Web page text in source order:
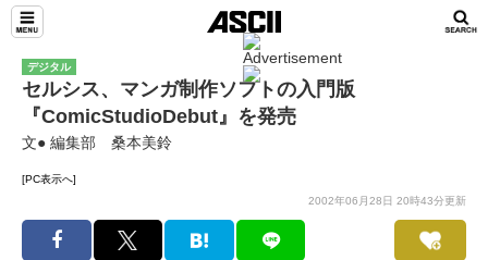
デジタル
セルシス、マンガ制作ソフトの入門版
『ComicStudioDebut』を発売
文● 編集部 桑本美鈴
[PC表示へ]
2002年06月28日 20時43分更新